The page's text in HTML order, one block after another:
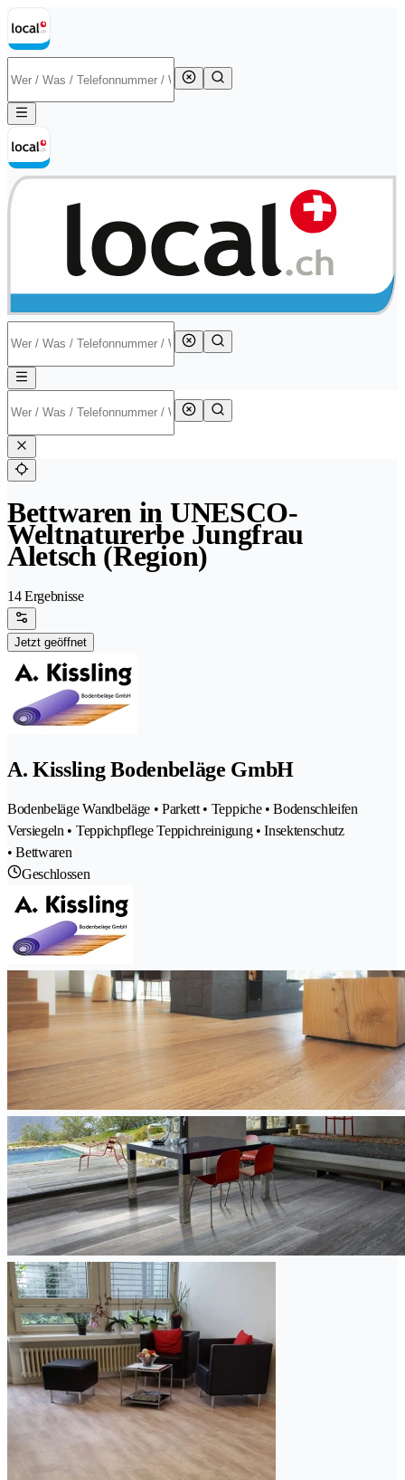
Bettwaren in UNESCO-
Weltnaturerbe Jungfrau
Aletsch (Region)
14 Ergebnisse
Jetzt geöffnet
A. Kissling Bodenbeläge GmbH
Bodenbeläge Wandbeläge • Parkett • Teppiche • Bodenschleifen
Versiegeln • Teppichpflege Teppichreinigung • Insektenschutz
• Bettwaren
Geschlossen